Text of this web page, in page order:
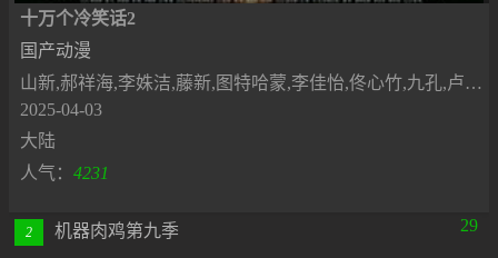
十万个冷笑话2
国产动漫
山新,郝祥海,李姝洁,藤新,图特哈蒙,李佳怡,佟心竹,九孔,卢恒宇,宝木中阳
2025-04-03
大陆
人气： 4231
2 机器肉鸡第九季 29